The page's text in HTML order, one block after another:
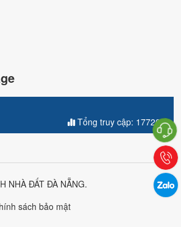
Tổng truy cập: 177203
NHÀ ĐẤT ĐÀ NẴNG.
sách bảo mật